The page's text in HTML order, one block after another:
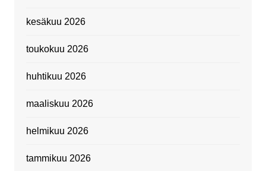
kesäkuu 2026
toukokuu 2026
huhtikuu 2026
maaliskuu 2026
helmikuu 2026
tammikuu 2026